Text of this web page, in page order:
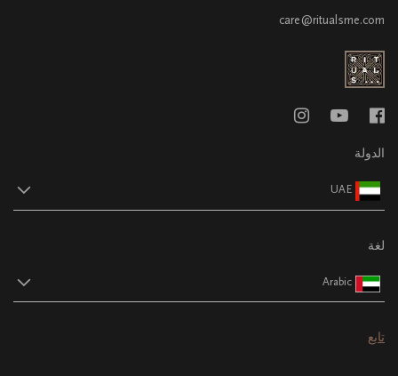
care@ritualsme.com
الدولة
UAE
لغة
Arabic
تابع